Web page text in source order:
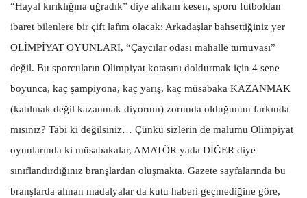
“Hayal kırıklığına uğradık” diye ahkam kesen, sporu futboldan
ibaret bilenlere bir çift lafım olacak: Arkadaşlar bahsettiğiniz yer
OLİMPİYAT OYUNLARI, “Çaycılar odası mahalle turnuvası”
değil. Bu sporcuların Olimpiyat kotasını doldurmak için 4 sene
boyunca, kaç şampiyona, kaç yarış, kaç müsabaka KAZANMAK
(katılmak değil kazanmak diyorum) zorunda olduğunun farkında
mısınız? Tabi ki değilsiniz… Çünkü sizlerin de malumu Olimpiyat
oyunlarında ki müsabakalar, AMATÖR yada DİĞER diye
sınıflandırdığınız branşlardan oluşmakta. Gazete sayfalarında bu
branşlarda alınan madalyalar da kutu haberi geçmediğine göre,